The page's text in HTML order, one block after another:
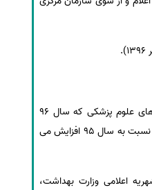
شهریه پایه: دانشجویان رشته های علوم پزشکی که سال 96
وارد دانشگاه می شوند 10 درصد نسبت به سال 95 افزایش می
نرخ شهریه اعلامی وزارت بهداشت،